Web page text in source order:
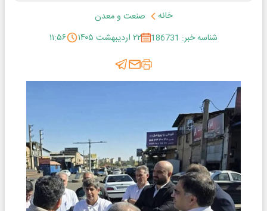
خانه
صنعت و معدن
شناسه خبر: 186731
۲۲ اردیبهشت ۱۴۰۵ ۱۱:۵۶